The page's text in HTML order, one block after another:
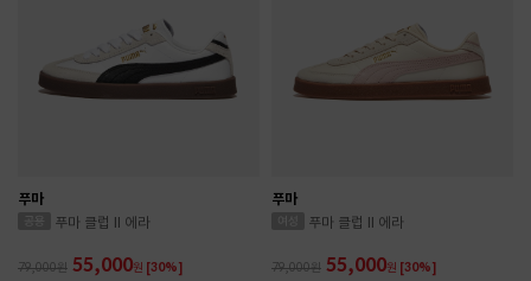
푸마
푸마 클럽 II 에라
79,000 55,000원 [30%]
푸마
푸마 클럽 II 에라
79,000 55,000원 [30%]